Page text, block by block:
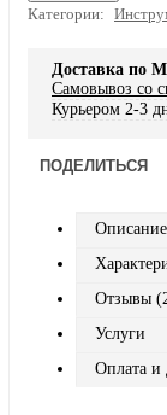
Категории:
Доставка по
Самовывоз со
Курьером 2-3
ПОДЕЛИТЬСЯ
Описание
Отзывы
Услуги
Оплата и